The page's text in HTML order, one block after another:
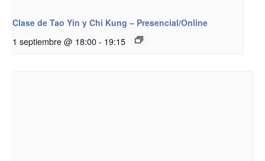
Clase de Tao Yin y Chi Kung – Presencial/Online
1 septiembre @ 18:00- 19:15